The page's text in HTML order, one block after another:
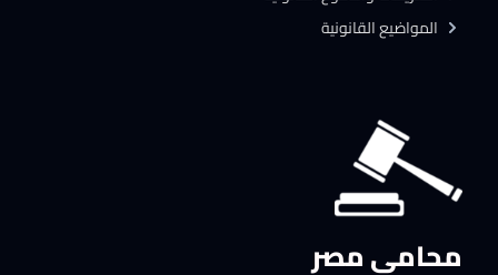
محامي مصر
المواضيع القانونية